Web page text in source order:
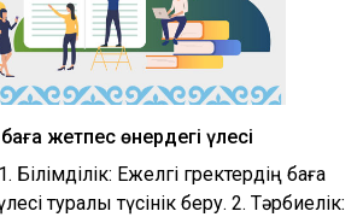
баға жетпес өнердегі үлесі
Білімділік: Ежелгі гректердің баға
туралы түсінік беру. 2. Тәрбиелік: